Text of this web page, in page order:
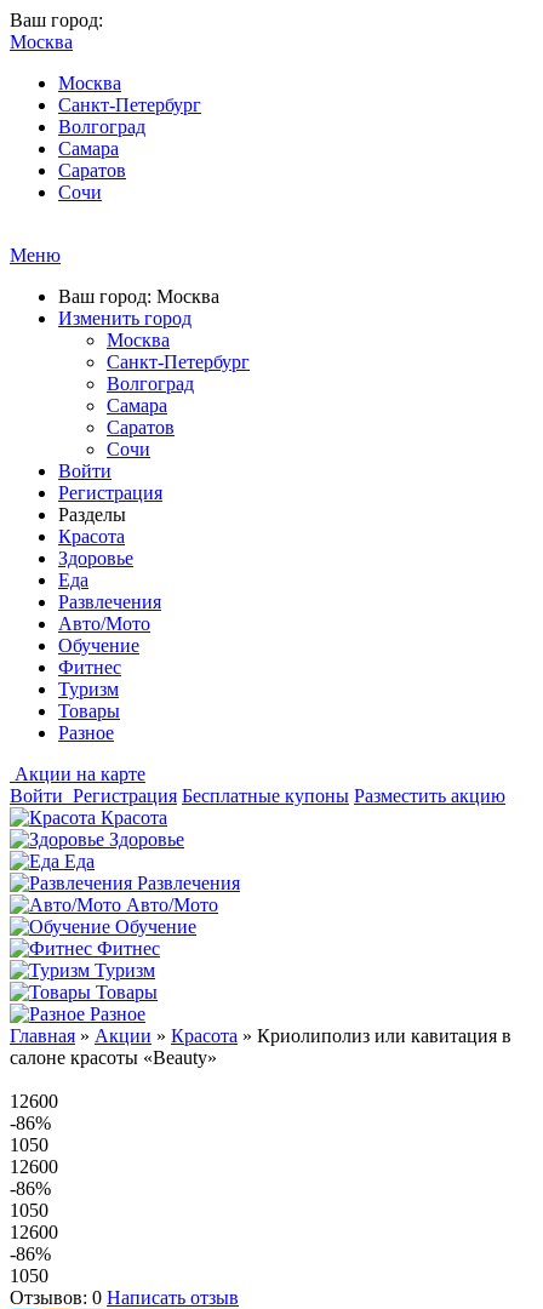
Ваш город:
Москва
Москва
Санкт-Петербург
Волгоград
Самара
Саратов
Сочи
Меню
Ваш город: Москва
Изменить город
Москва
Санкт-Петербург
Волгоград
Самара
Саратов
Сочи
Войти
Регистрация
Разделы
Красота
Здоровье
Еда
Развлечения
Авто/Мото
Обучение
Фитнес
Туризм
Товары
Разное
Акции на карте
Войти Регистрация Бесплатные купоны Разместить акцию
Красота
Здоровье
Еда
Развлечения
Авто/Мото
Обучение
Фитнес
Туризм
Товары
Разное
Главная » Акции » Красота » Криолиполиз или кавитация в
салоне красоты «Beauty»
12600
-86%
1050
12600
-86%
1050
12600
-86%
1050
Отзывов: 0 Написать отзыв